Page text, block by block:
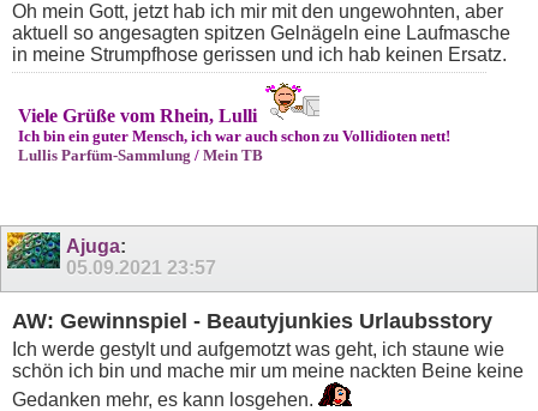
Oh mein Gott, jetzt hab ich mir mit den ungewohnten, aber
aktuell so angesagten spitzen Gelnägeln eine Laufmasche
in meine Strumpfhose gerissen und ich hab keinen Ersatz.
Viele Grüße vom Rhein, Lulli
Ich bin ein guter Mensch, ich war auch schon zu Vollidioten nett!
Lullis Parfüm-Sammlung / Mein TB
Ajuga:
05.09.2021 23:57
AW: Gewinnspiel - Beautyjunkies Urlaubsstory
Ich werde gestylt und aufgemotzt was geht, ich staune wie
schön ich bin und mache mir um meine nackten Beine keine
Gedanken mehr, es kann losgehen.